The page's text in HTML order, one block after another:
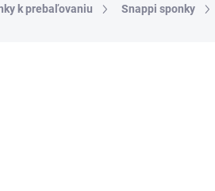
k prebaľovaniu Snappi sponky